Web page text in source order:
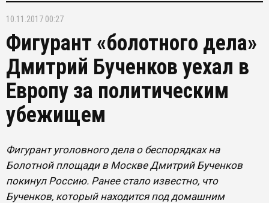
10.11.2017 00:27
Фигурант «болотного дела»
Дмитрий Бученков уехал в
Европу за политическим
убежищем
Фигурант уголовного дела о беспорядках на
Болотной площади в Москве Дмитрий Бученков
покинул Россию. Ранее стало известно, что
Бученков, который находится под домашним